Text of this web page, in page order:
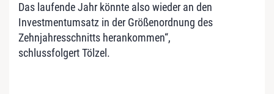
Das laufende Jahr könnte also wieder an den
Investmentumsatz in der Größenordnung des
Zehnjahresschnitts herankommen“,
schlussfolgert Tölzel.